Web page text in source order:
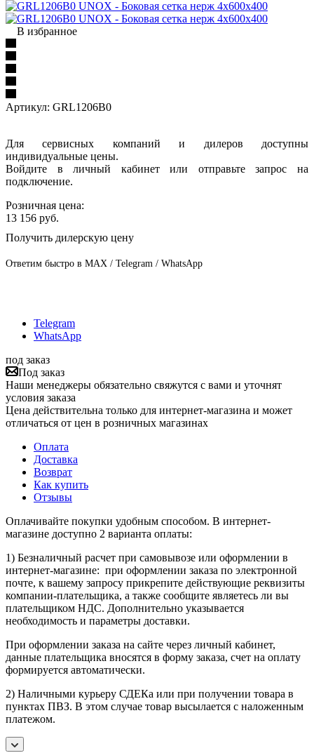
В избранное
Артикул: GRL1206B0
Для сервисных компаний и дилеров доступны
индивидуальные цены.
Войдите в личный кабинет или отправьте запрос на
подключение.
Розничная цена:
13 156 руб.
Получить дилерскую цену
Ответим быстро в MAX / Telegram / WhatsApp
Telegram
WhatsApp
под заказ
Под заказ
Наши менеджеры обязательно свяжутся с вами и уточнят
условия заказа
Цена действительна только для интернет-магазина и может
отличаться от цен в розничных магазинах
Оплата
Доставка
Возврат
Как купить
Отзывы
Оплачивайте покупки удобным способом. В интернет-
магазине доступно 2 варианта оплаты:
1) Безналичный расчет при самовывозе или оформлении в
интернет-магазине: при оформлении заказа по электронной
почте, к вашему запросу прикрепите действующие реквизиты
компании-плательщика, а также сообщите являетесь ли вы
плательщиком НДС. Дополнительно указывается
необходимость и параметры доставки.
При оформлении заказа на сайте через личный кабинет,
данные плательщика вносятся в форму заказа, счет на оплату
формируется автоматически.
2) Наличными курьеру СДЕКа или при получении товара в
пунктах ПВЗ. В этом случае товар высылается с наложенным
платежом.